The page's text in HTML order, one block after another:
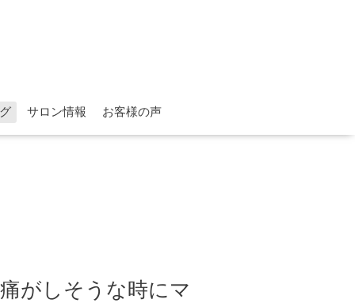
サロン情報 お客様の声
がしそうな時にマ